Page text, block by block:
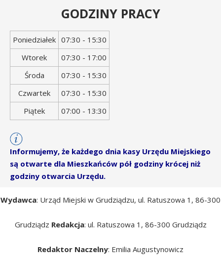
GODZINY PRACY
Dzień
tygodnia
Godziny
otwarcia
Poniedziałek 07:30 - 15:30
Wtorek
07:30 - 17:00
Środa
07:30 - 15:30
Czwartek
07:30 - 15:30
Piątek
07:00 - 13:30
Informujemy, że każdego dnia kasy Urzędu Miejskiego
są otwarte dla Mieszkańców pół godziny krócej niż
godziny otwarcia Urzędu.
Wydawca: Urząd Miejski w Grudziądzu, ul. Ratuszowa 1, 86-300
Grudziądz Redakcja: ul. Ratuszowa 1, 86-300 Grudziądz
Redaktor Naczelny: Emilia Augustynowicz